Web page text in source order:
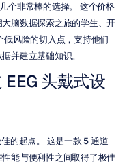
个非常棒的选择。 这个价格
脑数据探索之旅的学生、开
风险的切入点，支持他们
并建立基础知识。
头戴式设
的起点。 这是一款 5 通道
能与便利性之间取得了极佳